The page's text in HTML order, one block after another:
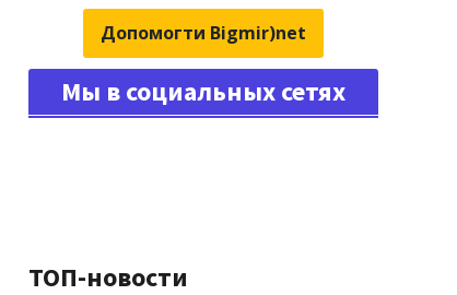
Допомогти Bigmir)net
Мы в социальных сетях
ТОП-новости